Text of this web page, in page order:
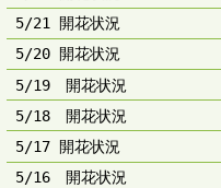
5/21 開花状況
5/20 開花状況
5/19 開花状況
5/18 開花状況
5/17 開花状況
5/16 開花状況